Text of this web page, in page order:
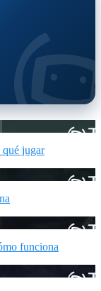
qué jugar
funciona